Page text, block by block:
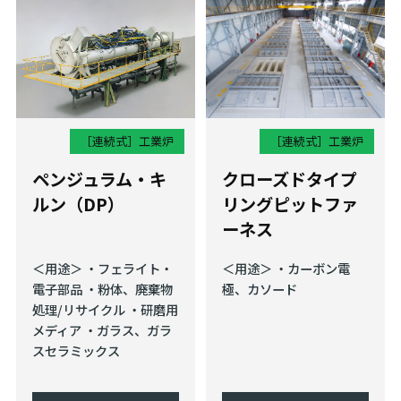
［連続式］ 工業炉
ペンジュラム・キ
ルン（DP）
＜用途＞ ・フェライト・
電⼦部品 ・粉体、廃棄物
処理/リサイクル ・研磨⽤
メディア ・ガラス、ガラ
スセラミックス
［連続式］ 工業炉
クローズドタイプ
リングピットファ
ーネス
＜用途＞ ・カーボン電
極、カソード